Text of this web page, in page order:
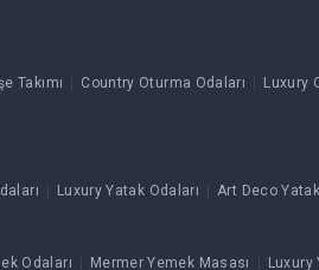
Takımı Country Oturma Odaları Luxury
Luxury Yatak Odaları Art Deco
Odaları Mermer Yemek Masası Luxury